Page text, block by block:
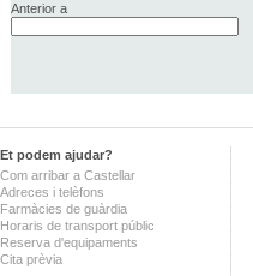
Anterior a
Et podem ajudar?
Com arribar a Castellar
Adreces i telèfons
Farmàcies de guàrdia
Horaris de transport públic
Reserva d'equipaments
Cita prèvia